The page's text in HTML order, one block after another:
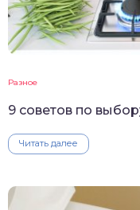
Разное
9 советов по
Читать далее